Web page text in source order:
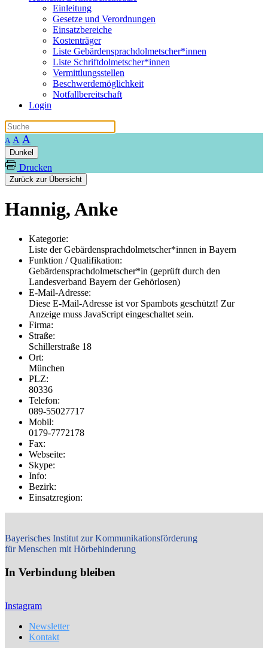
Einleitung
Gesetze und Verordnungen
Einsatzbereiche
Kostenträger
Liste Gebärdensprachdolmetscher*innen
Liste Schriftdolmetscher*innen
Vermittlungsstellen
Beschwerdemöglichkeit
Notfallbereitschaft
Login
A A A
Dunkel
Drucken
Zurück zur Übersicht
Hannig, Anke
Kategorie:
Liste der Gebärdensprachdolmetscher*innen in Bayern
Funktion / Qualifikation:
Gebärdensprachdolmetscher*in (geprüft durch den
Landesverband Bayern der Gehörlosen)
E-Mail-Adresse:
Diese E-Mail-Adresse ist vor Spambots geschützt! Zur
Anzeige muss JavaScript eingeschaltet sein.
Firma:
Straße:
Schillerstraße 18
Ort:
München
PLZ:
80336
Telefon:
089-55027717
Mobil:
0179-7772178
Fax:
Webseite:
Skype:
Info:
Bezirk:
Einsatzregion:
Bayerisches Institut zur Kommunikationsförderung
für Menschen mit Hörbehinderung
In Verbindung bleiben
Instagram
Newsletter
Kontakt